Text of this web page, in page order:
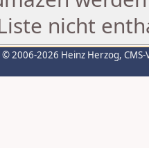
nicht
© 2006-2026 Heinz Herzog,